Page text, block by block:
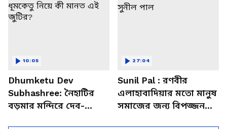
Dhumketu Dev
Subhashree: নৈহাটির
বড়মার মন্দিরে দেব-
10:05
Sunil Pal : রণবীর
এলাহাবাদিয়ার মতো মানুষ
সমাজের জন্য বিপজ্জনক :
27:04